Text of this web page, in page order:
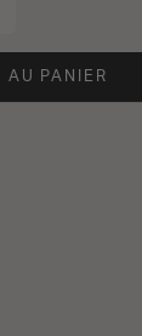
AU PANIER